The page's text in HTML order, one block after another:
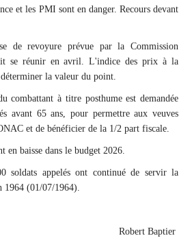
et les PMI sont en danger. Recours devant
de revoyure prévue par la Commission
se réunir en avril. L'indice des prix à la
la valeur du point.
combattant à titre posthume est demandée
avant 65 ans, pour permettre aux veuves
et de bénéficier de la 1/2 part fiscale.
en baisse dans le budget 2026.
soldats appelés ont continué de servir la
1964 (01/07/1964).
Robert Baptier